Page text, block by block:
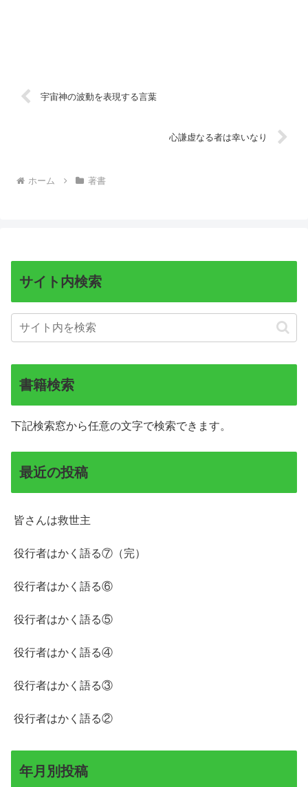
宇宙神の波動を表現する言葉
心謙虚なる者は幸いなり
ホーム 著書
サイト内検索
書籍検索
下記検索窓から任意の文字で検索できます。
最近の投稿
皆さんは救世主
役行者はかく語る⑦（完）
役行者はかく語る⑥
役行者はかく語る⑤
役行者はかく語る④
役行者はかく語る③
役行者はかく語る②
年月別投稿